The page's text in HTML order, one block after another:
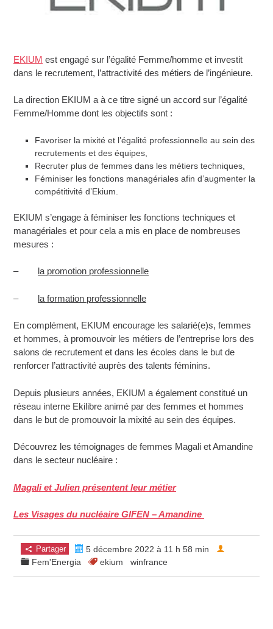
EKIUM est engagé sur l’égalité Femme/homme et investit
dans le recrutement, l’attractivité des métiers de l’ingénieure.
La direction EKIUM a à ce titre signé un accord sur l’égalité
Femme/Homme dont les objectifs sont :
Favoriser la mixité et l’égalité professionnelle au sein des
recrutements et des équipes,
Recruter plus de femmes dans les métiers techniques,
Féminiser les fonctions managériales afin d’augmenter la
compétitivité d’Ekium.
EKIUM s’engage à féminiser les fonctions techniques et
managériales et pour cela a mis en place de nombreuses
mesures :
– la promotion professionnelle
– la formation professionnelle
En complément, EKIUM encourage les salarié(e)s, femmes
et hommes, à promouvoir les métiers de l’entreprise lors des
salons de recrutement et dans les écoles dans le but de
renforcer l’attractivité auprès des talents féminins.
Depuis plusieurs années, EKIUM a également constitué un
réseau interne Ekilibre animé par des femmes et hommes
dans le but de promouvoir la mixité au sein des équipes.
Découvrez les témoignages de femmes Magali et Amandine
dans le secteur nucléaire :
Magali et Julien présentent leur métier
Les Visages du nucléaire GIFEN – Amandine
Partager
5 décembre 2022 à 11 h 58 min
Fem'Energia
ekium winfrance